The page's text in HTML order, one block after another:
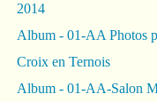
2014
Album - 01-AA Photos
Croix en Ternois
Album - 01-AA-Salon